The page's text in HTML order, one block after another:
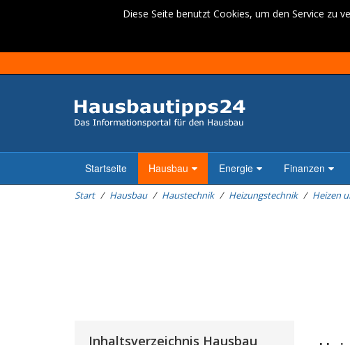
Diese Seite benutzt Cookies, um den Service zu
Startseite Hausbau Energie Finanzen
Start Hausbau Haustechnik Heizungstechnik Heizen
Inhaltsverzeichnis Hausbau